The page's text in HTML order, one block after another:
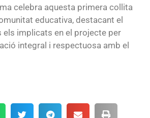
celebra aquesta primera collita
educativa, destacant el
implicats en el projecte per
integral i respectuosa amb el